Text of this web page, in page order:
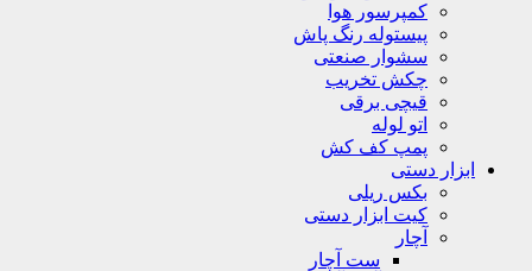
کمپرسور هوا
پیستوله رنگ پاش
سشوار صنعتی
چکش تخریب
قیچی برقی
اتو لوله
پمپ کف کش
ابزار دستی
بکس ریلی
کیت ابزار دستی
آچار
ست آچار